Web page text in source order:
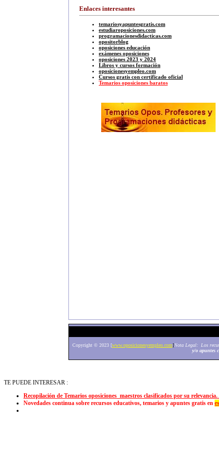
Enlaces interesantes
temariosyapuntesgratis.com
estudiaroposiciones.com
programacionesdidacticas.com
opositorblog
oposiciones educación
exámenes oposiciones
oposiciones 2023 y 2024
Libros y cursos formación
oposicionesyempleo.com
Cursos gratis con certificado oficial
Temarios oposiciones baratos
Copyright © 2023 [www.oposicionesyempleo.com]Nota Legal: Los
y/o apuntes
TE PUEDE INTERESAR :
Recopilación de Temarios oposiciones maestros clasificados por su
Novedades continua sobre recursos educativos, temarios y apuntes gratis en